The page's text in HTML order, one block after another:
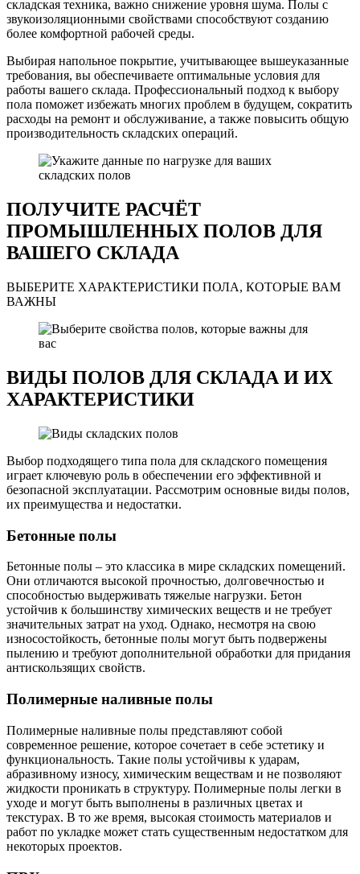
складская техника, важно снижение уровня шума. Полы с
звукоизоляционными свойствами способствуют созданию
более комфортной рабочей среды.
Выбирая напольное покрытие, учитывающее вышеуказанные
требования, вы обеспечиваете оптимальные условия для
работы вашего склада. Профессиональный подход к выбору
пола поможет избежать многих проблем в будущем, сократить
расходы на ремонт и обслуживание, а также повысить общую
производительность складских операций.
ПОЛУЧИТЕ РАСЧЁТ
ПРОМЫШЛЕННЫХ ПОЛОВ ДЛЯ
ВАШЕГО СКЛАДА
ВЫБЕРИТЕ ХАРАКТЕРИСТИКИ ПОЛА, КОТОРЫЕ ВАМ
ВАЖНЫ
ВИДЫ ПОЛОВ ДЛЯ СКЛАДА И ИХ
ХАРАКТЕРИСТИКИ
Выбор подходящего типа пола для складского помещения
играет ключевую роль в обеспечении его эффективной и
безопасной эксплуатации. Рассмотрим основные виды полов,
их преимущества и недостатки.
Бетонные полы
Бетонные полы – это классика в мире складских помещений.
Они отличаются высокой прочностью, долговечностью и
способностью выдерживать тяжелые нагрузки. Бетон
устойчив к большинству химических веществ и не требует
значительных затрат на уход. Однако, несмотря на свою
износостойкость, бетонные полы могут быть подвержены
пылению и требуют дополнительной обработки для придания
антискользящих свойств.
Полимерные наливные полы
Полимерные наливные полы представляют собой
современное решение, которое сочетает в себе эстетику и
функциональность. Такие полы устойчивы к ударам,
абразивному износу, химическим веществам и не позволяют
жидкости проникать в структуру. Полимерные полы легки в
уходе и могут быть выполнены в различных цветах и
текстурах. В то же время, высокая стоимость материалов и
работ по укладке может стать существенным недостатком для
некоторых проектов.